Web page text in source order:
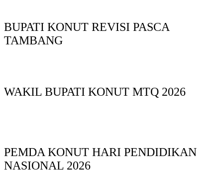
BUPATI KONUT REVISI PASCA
TAMBANG
WAKIL BUPATI KONUT MTQ 2026
PEMDA KONUT HARI PENDIDIKAN
NASIONAL 2026